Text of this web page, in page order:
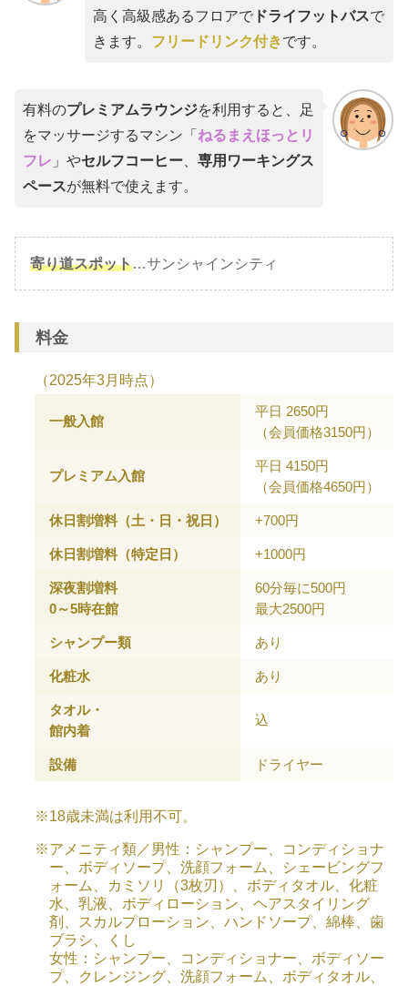
高く高級感あるフロアでドライフットバスで
きます。 フリードリンク付きです。
有料のプレミアムラウンジを利用すると、足
をマッサージするマシン「 ねるまえほっとリ
フレ 」やセルフコーヒー
専用ワーキングス
ペースが無料で使えます。
寄り道スポット…サンシャインシティ
料金
（2025年3月時点）
一般入館
平日 2650円
（会員価格3150円）
プレミアム入館
平日 4150円
（会員価格4650円）
休日割増料（土・日・祝日） +700円
休日割増料（特定日） +1000円
深夜割増料
0～5時在館
60分毎に500円
最大2500円
シャンプー類 あり
化粧水 あり
タオル・
館内着
込
設備 ドライヤー
※18歳未満は利用不可。
※アメニティ類／男性：シャンプー、コンディショナ
ー、ボディソープ、洗顔フォーム、シェービングフ
ォーム、カミソリ（3枚刃）、ボディタオル、化粧
水、乳液、ボディローション、ヘアスタイリング
剤、スカルプローション、ハンドソープ、綿棒、歯
ブラシ、くし
女性：シャンプー、コンディショナー、ボディソー
プ、クレンジング、洗顔フォーム、ボディタオル、